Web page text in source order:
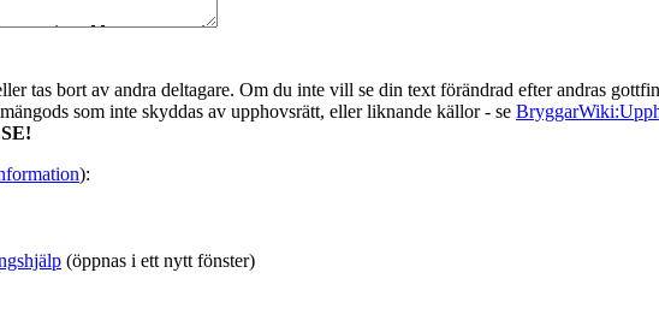
tas bort av andra deltagare. Om du inte vill se din text förändrad efter andras
som inte skyddas av upphovsrätt, eller liknande källor - se
):
(öppnas i ett nytt fönster)